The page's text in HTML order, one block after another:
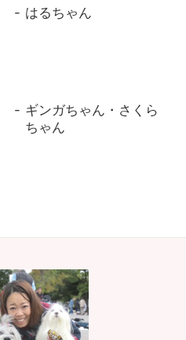
はるちゃん
ギンガちゃん・さくら
ちゃん